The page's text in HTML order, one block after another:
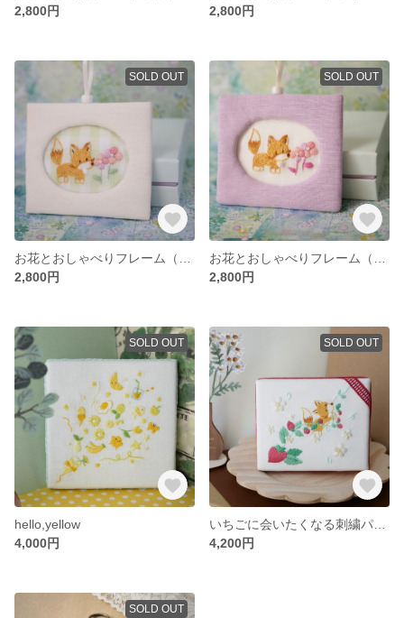
2,800円
2,800円
SOLD OUT
2,800円
SOLD OUT
2,800円
SOLD OUT
hello,yellow
4,000円
SOLD OUT
4,200円
SOLD OUT